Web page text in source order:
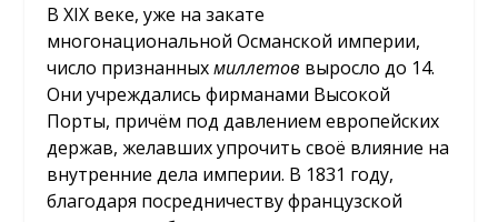
В XIX веке, уже на закате
многонациональной Османской империи,
число признанныхмиллетов выросло до 14.
Они учреждались фирманами Высокой
Порты, причём под давлением европейских
держав, желавших упрочить своё влияние на
внутренние дела империи. В 1831 году,
благодаря посредничеству французской